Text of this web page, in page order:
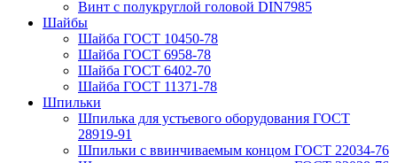
Винт с полукруглой головой DIN7985
Шайбы
Шайба ГОСТ 10450-78
Шайба ГОСТ 6958-78
Шайба ГОСТ 6402-70
Шайба ГОСТ 11371-78
Шпильки
Шпилька для устьевого оборудования ГОСТ
28919-91
Шпильки с ввинчиваемым концом ГОСТ 22034-76